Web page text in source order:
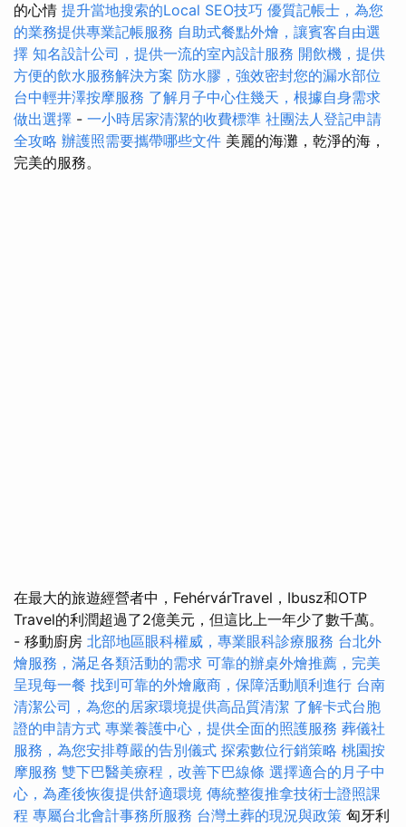
的心情 提升當地搜索的Local SEO技巧 優質記帳士，為您
的業務提供專業記帳服務 自助式餐點外燴，讓賓客自由選
擇 知名設計公司，提供一流的室內設計服務 開飲機，提供
方便的飲水服務解決方案 防水膠，強效密封您的漏水部位
台中輕井澤按摩服務 了解月子中心住幾天，根據自身需求
做出選擇 - 一小時居家清潔的收費標準 社團法人登記申請
全攻略 辦護照需要攜帶哪些文件 美麗的海灘，乾淨的海，
完美的服務。
在最大的旅遊經營者中，FehérvárTravel，Ibusz和OTP
Travel的利潤超過了2億美元，但這比上一年少了數千萬。
- 移動廚房 北部地區眼科權威，專業眼科診療服務 台北外
燴服務，滿足各類活動的需求 可靠的辦桌外燴推薦，完美
呈現每一餐 找到可靠的外燴廠商，保障活動順利進行 台南
清潔公司，為您的居家環境提供高品質清潔 了解卡式台胞
證的申請方式 專業養護中心，提供全面的照護服務 葬儀社
服務，為您安排尊嚴的告別儀式 探索數位行銷策略 桃園按
摩服務 雙下巴醫美療程，改善下巴線條 選擇適合的月子中
心，為產後恢復提供舒適環境 傳統整復推拿技術士證照課
程 專屬台北會計事務所服務 台灣土葬的現況與政策 匈牙利